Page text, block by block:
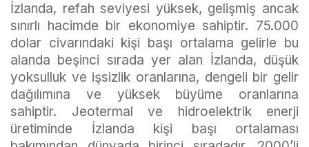
İzlanda, refah seviyesi yüksek, gelişmiş ancak
sınırlı hacimde bir ekonomiye sahiptir. 75.000
dolar civarındaki kişi başı ortalama gelirle bu
alanda beşinci sırada yer alan İzlanda, düşük
yoksulluk ve işsizlik oranlarına, dengeli bir gelir
dağılımına ve yüksek büyüme oranlarına
sahiptir. Jeotermal ve hidroelektrik enerji
üretiminde İzlanda kişi başı ortalaması